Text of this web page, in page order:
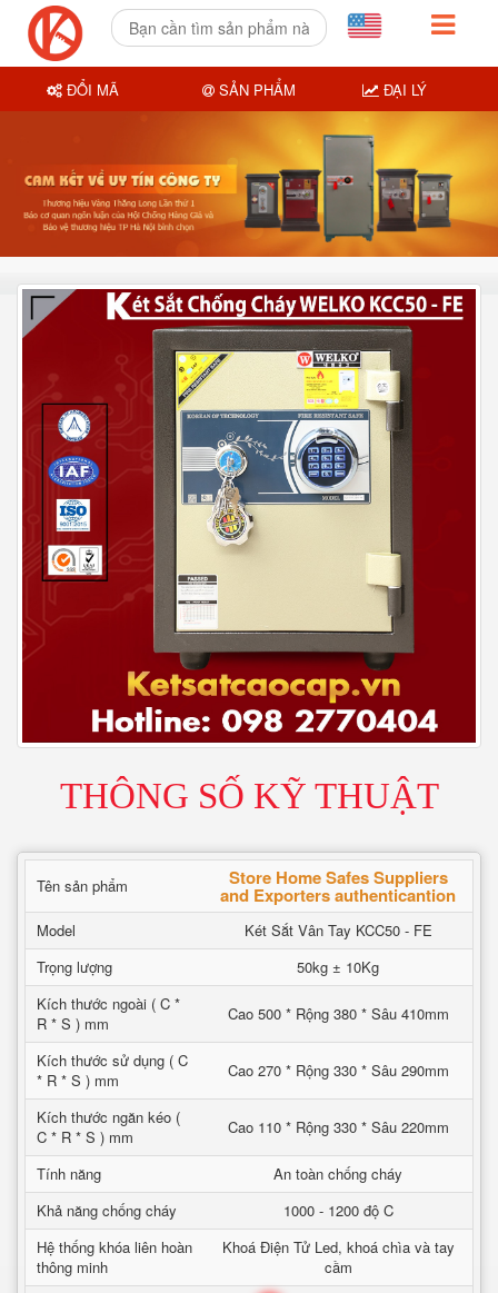
THÔNG SỐ KỸ THUẬT
Tên sản phẩm Store Home Safes Suppliers
and Exporters authenticantion
Model
Két Sắt Vân Tay KCC50 - FE
Trọng lượng
50kg ± 10Kg
Kích thước ngoài ( C *
R * S ) mm
Cao 500 * Rộng 380 * Sâu 410mm
Kích thước sử dụng ( C
* R * S ) mm
Cao 270 * Rộng 330 * Sâu 290mm
Kích thước ngăn kéo (
C * R * S ) mm
Cao 110 * Rộng 330 * Sâu 220mm
Tính năng
An toàn chống cháy
Khả năng chống cháy
1000 - 1200 độ C
Hệ thống khóa liên hoàn
thông minh
Khoá Điện Tử Led, khoá chìa và tay
cầm
ĐỔI MÃ SẢN PHẨM ĐẠI LÝ